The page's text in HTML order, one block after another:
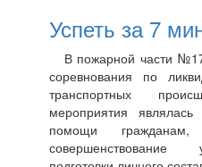
Успеть за 7
В пожарной части
соревнования по
транспортных
мероприятия
помощи
совершенствование